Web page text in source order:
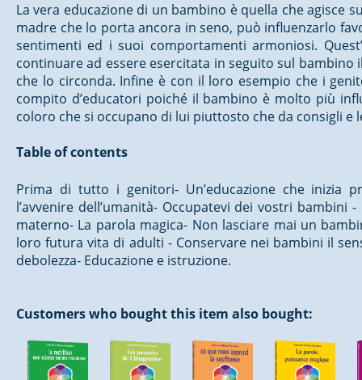
La vera educazione di un bambino è quella che agisce
madre che lo porta ancora in seno, può influenzarlo
sentimenti ed i suoi comportamenti armoniosi.
continuare ad essere esercitata in seguito sul bambino
che lo circonda. Infine è con il loro esempio che i
compito d’educatori poiché il bambino è molto più
coloro che si occupano di lui piuttosto che da consigli
Table of contents
Prima di tutto i genitori- Un’educazione che inizia
l’avvenire dell’umanità- Occupatevi dei vostri bambini
materno- La parola magica- Non lasciare mai un
loro futura vita di adulti - Conservare nei bambini il
debolezza- Educazione e istruzione.
Customers who bought this item also bought: